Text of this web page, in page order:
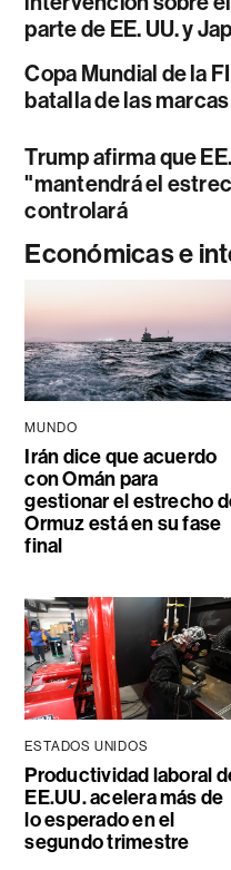
parte de EE. UU. y
Copa Mundial de la
batalla de las marcas
Trump afirma que
"mantendrá el
controlará
Económicas e
MUNDO
Irán dice que acuerdo
con Omán para
gestionar el estrecho
Ormuz está en su fase
final
ESTADOS UNIDOS
Productividad laboral
EE.UU. acelera más de
lo esperado en el
segundo trimestre